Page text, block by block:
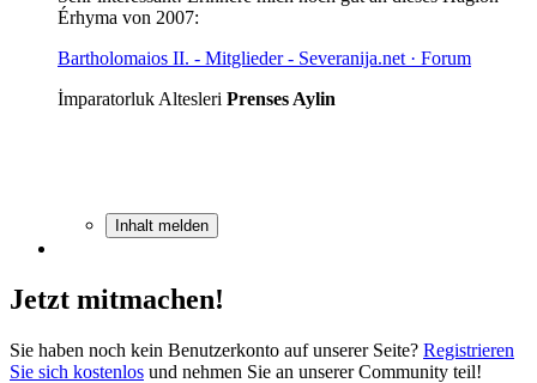
Érhyma von 2007:
Bartholomaios II. - Mitglieder - Severanija.net · Forum
İmparatorluk Altesleri Prenses Aylin
Inhalt melden
Jetzt mitmachen!
Sie haben noch kein Benutzerkonto auf unserer Seite? Registrieren
Sie sich kostenlos und nehmen Sie an unserer Community teil!